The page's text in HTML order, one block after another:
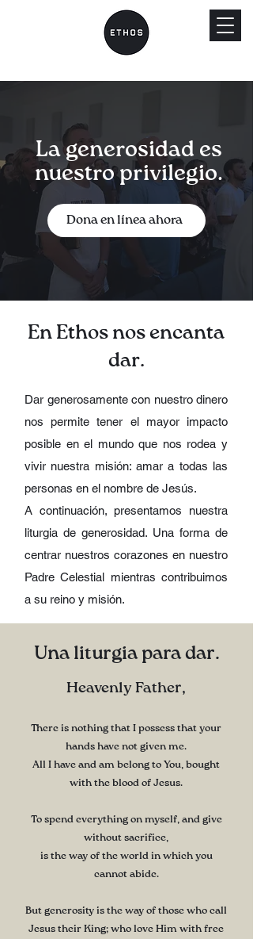
La generosidad es
nuestro privilegio.
Dona en línea ahora
En Ethos nos encanta
dar.
Dar generosamente con nuestro dinero
nos permite tener el mayor impacto
posible en el mundo que nos rodea y
vivir nuestra misión: amar a todas las
personas en el nombre de Jesús.
A continuación, presentamos nuestra
liturgia de generosidad. Una forma de
centrar nuestros corazones en nuestro
Padre Celestial mientras contribuimos
a su reino y misión.
Una liturgia para dar.
Heavenly Father,
There is nothing that I possess that your
hands have not given me.
All I have and am belong to You, bought
with the blood of Jesus.
To spend everything on myself, and give
without sacrifice,
is the way of the world in which you
cannot abide.
But generosity is the way of those who call
Jesus their King; who love Him with free